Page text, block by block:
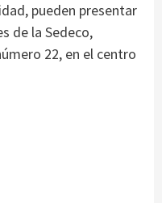
pueden presentar
de la Sedeco,
22, en el centro